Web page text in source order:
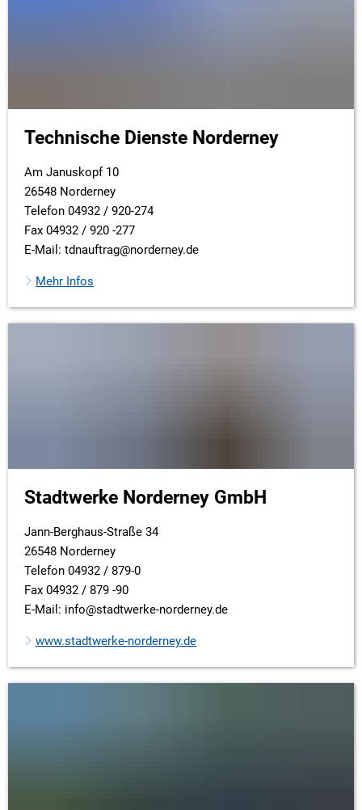
Technische Dienste Norderney
Am Januskopf 10
26548 Norderney
Telefon 04932 / 920-274
Fax 04932 / 920 -277
E-Mail: tdnauftrag@norderney.de
Mehr Infos
Stadtwerke Norderney GmbH
Jann-Berghaus-Straße 34
26548 Norderney
Telefon 04932 / 879-0
Fax 04932 / 879 -90
E-Mail: info@stadtwerke-norderney.de
www.stadtwerke-norderney.de